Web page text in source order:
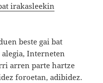
irakasleekin
beste gai bat
Interneten
arren parte hartze
foroetan, adibidez.